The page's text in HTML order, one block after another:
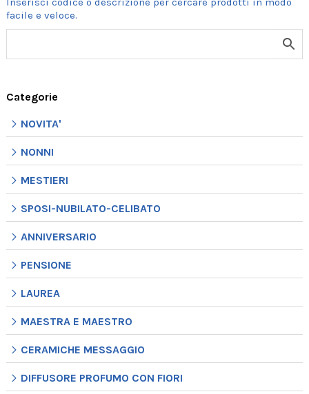
Categorie
NOVITA'
NONNI
MESTIERI
SPOSI-NUBILATO-CELIBATO
ANNIVERSARIO
PENSIONE
LAUREA
MAESTRA E MAESTRO
CERAMICHE MESSAGGIO
DIFFUSORE PROFUMO CON FIORI
2
PZ..
SCELTA
quantità